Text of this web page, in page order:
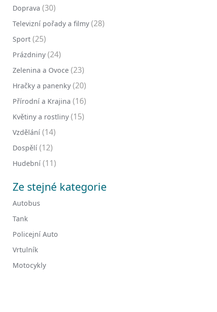
Doprava (30)
Televizní pořady a filmy (28)
Sport (25)
Prázdniny (24)
Zelenina a Ovoce (23)
Hračky a panenky (20)
Přírodní a Krajina (16)
Květiny a rostliny (15)
Vzdělání (14)
Dospělí (12)
Hudební (11)
Ze stejné kategorie
Autobus
Tank
Policejní Auto
Vrtulník
Motocykly